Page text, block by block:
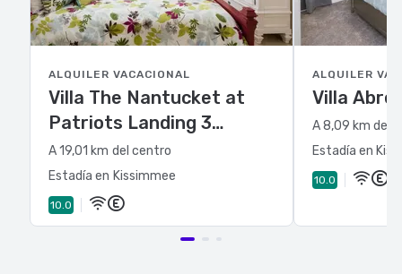
ALQUILER VACACIONAL
Villa The Nantucket at
Patriots Landing 3
Bedroom Reunion
A 19,01 km del centro
Estadía en Kissimmee
10.0
ALQUILER
Villa
A 8,09 km del
Estadía en
10.0